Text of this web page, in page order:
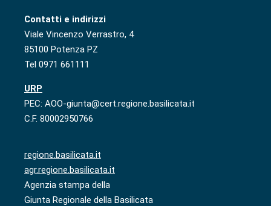
Contatti e indirizzi
Viale Vincenzo Verrastro, 4
85100 Potenza PZ
Tel 0971 661111
URP
PEC: AOO-giunta@cert.regione.basilicata.it
C.F. 80002950766
regione.basilicata.it
agr.regione.basilicata.it
Agenzia stampa della
Giunta Regionale della Basilicata